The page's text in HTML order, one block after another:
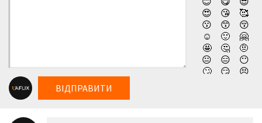
відновити відносини з Баку. Але реальність виявляється
жорстокою: вона розуміє, що ідеалізувала його образ, і
розчарована повертається до Рехей, який тепер не може
довіряти їй, як раніше. Дивитись новий фільм компанії
Нетфлікс Асако: два кохання / Асака і я (2018) українською
онлайн, абсолютно безкоштовно та у високій якості!
😍
😘
🥰
😗
😙
😚
☺️
🙂
🤗
🤩
🤔
🤨
😐
😑
😶
🙄
😏
😣
ВІДПРАВИТИ